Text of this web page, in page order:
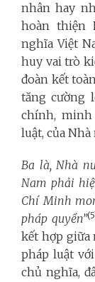
nhân hay
hoàn thiện
nghĩa Việt
huy vai trò
đoàn kết
tăng cường
chính, minh
luật, của Nhà
Ba là, Nhà
Nam phải
Chí Minh
pháp quyền”
kết hợp giữa
pháp luật
chủ nghĩa,